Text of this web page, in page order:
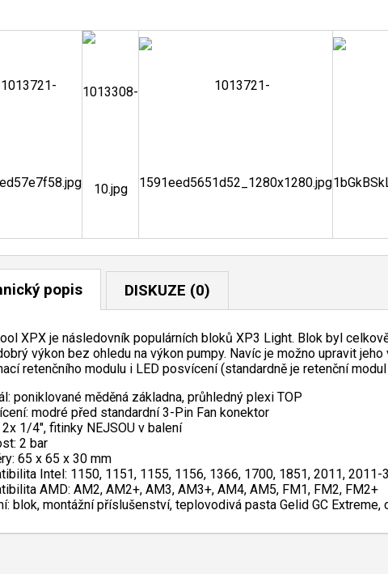
popis DISKUZE (0)
XPX je následovník populárních bloků XP3 Light. Blok byl
výkon bez ohledu na výkon pumpy. Navíc je možno upravit
retenčního modulu i LED posvícení (standardně je retenční
poniklované měděná základna, průhledný plexi TOP
modré před standardní 3-Pin Fan konektor
1/4", fitinky NEJSOU v balení
2 bar
65 x 65 x 30 mm
Intel: 1150, 1151, 1155, 1156, 1366, 1700, 1851, 2011, 2011-3
AMD: AM2, AM2+, AM3, AM3+, AM4, AM5, FM1, FM2, FM2+
blok, montážní příslušenství, teplovodivá pasta Gelid GC Extreme,